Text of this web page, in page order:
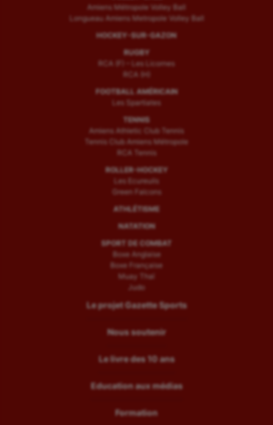
Amiens Métropole Volley Ball
Longueau Amiens Metropole Volley Ball
HOCKEY-SUR-GAZON
RUGBY
RCA (F) – Les Licornes
RCA (H)
FOOTBALL AMÉRICAIN
Les Spartiates
TENNIS
Amiens Athletic Club Tennis
Tennis Club Amiens Métropole
RCA Tennis
ROLLER-HOCKEY
Les Ecureuils
Green Falcons
ATHLÉTISME
NATATION
SPORT DE COMBAT
Boxe Anglaise
Boxe Française
Muay Thaï
Judo
Le projet Gazette Sports
Nous soutenir
Le livre des 10 ans
Education aux médias
Formation